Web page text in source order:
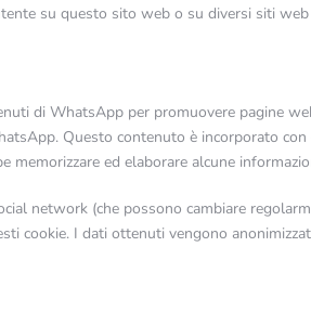
su questo sito web o su diversi siti
di WhatsApp per promuovere pagine
Questo contenuto è incorporato
memorizzare ed elaborare alcune
network (che possono cambiare
cookie. I dati ottenuti vengono